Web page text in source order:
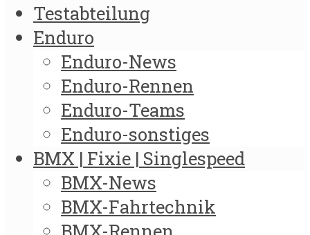
Testabteilung
Enduro
Enduro-News
Enduro-Rennen
Enduro-Teams
Enduro-sonstiges
BMX | Fixie | Singlespeed
BMX-News
BMX-Fahrtechnik